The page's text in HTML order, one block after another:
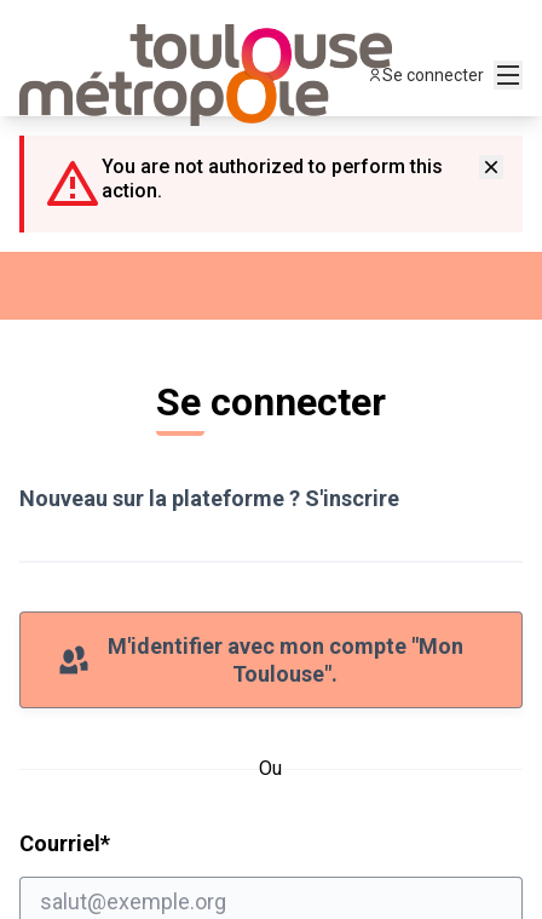
Se connecter
You are not authorized to perform this
action.
Se connecter
Nouveau sur la plateforme ? S'inscrire
M'identifier avec mon compte "Mon
Toulouse".
Ou
Courriel *Champ obligatoire